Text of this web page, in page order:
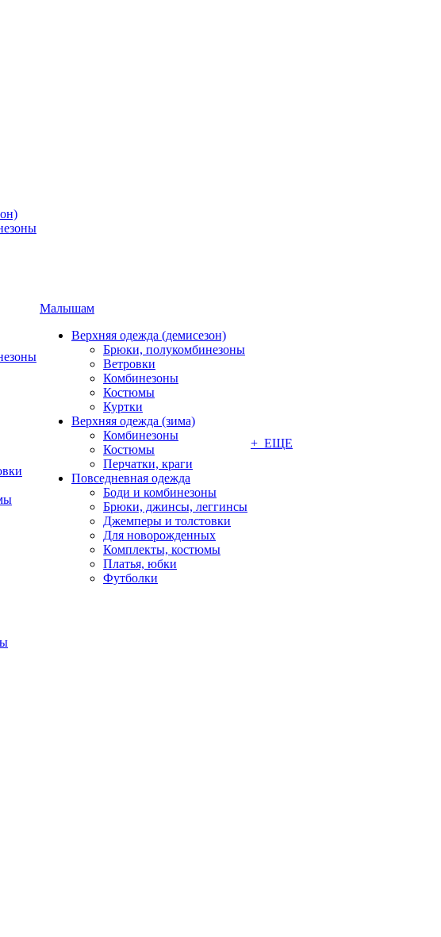
Малышам
Верхняя одежда (демисезон)
Брюки, полукомбинезоны
Ветровки
Комбинезоны
Костюмы
Куртки
Верхняя одежда (зима)
Комбинезоны
Костюмы
Перчатки, краги
Повседневная одежда
Боди и комбинезоны
Брюки, джинсы, леггинсы
Джемперы и толстовки
Для новорожденных
Комплекты, костюмы
Платья, юбки
Футболки
+ ЕЩЕ